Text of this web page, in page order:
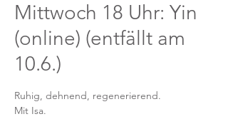
Mittwoch 18 Uhr: Yin
(online) (entfällt am
10.6.)
Ruhig, dehnend, regenerierend.
Mit Isa.